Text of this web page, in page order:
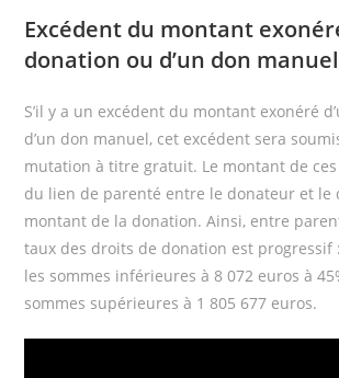
Excédent du montant
donation ou d’un don manuel
S’il y a un excédent du montant exonéré
d’un don manuel, cet excédent sera
mutation à titre gratuit. Le montant de
du lien de parenté entre le donateur et le
montant de la donation. Ainsi, entre
taux des droits de donation est progressif
les sommes inférieures à 8 072 euros à
sommes supérieures à 1 805 677 euros.